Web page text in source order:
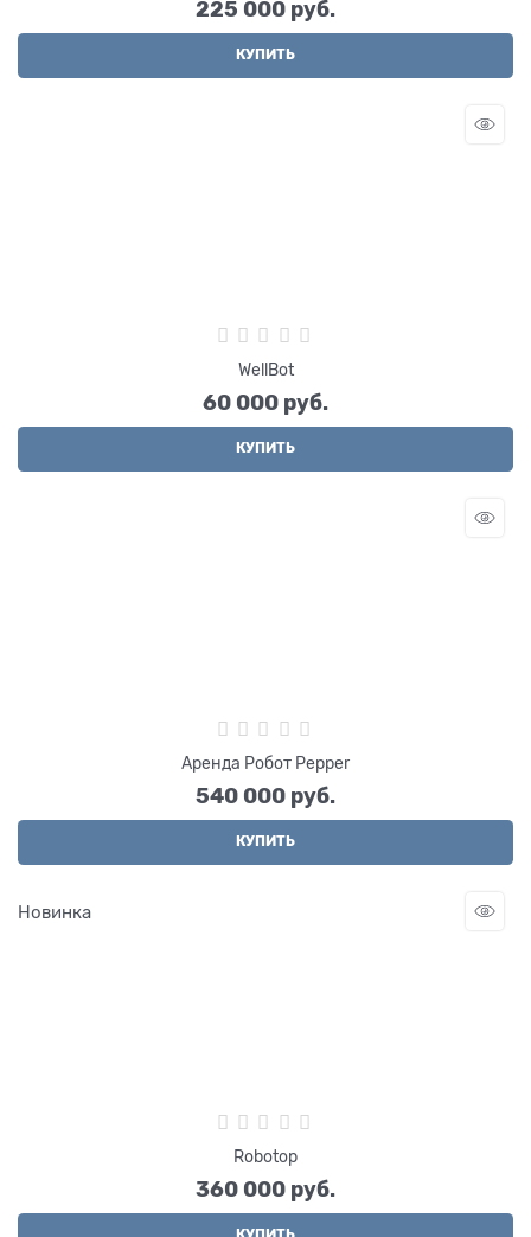
225 000 руб.
КУПИТЬ
WellBot
60 000 руб.
КУПИТЬ
Аренда Робот Pepper
540 000 руб.
КУПИТЬ
Новинка
Robotop
360 000 руб.